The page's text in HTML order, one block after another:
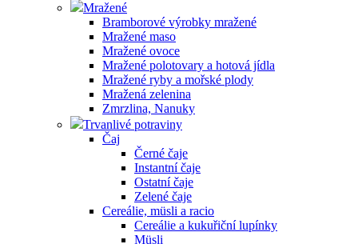
Mražené
Bramborové výrobky mražené
Mražené maso
Mražené ovoce
Mražené polotovary a hotová jídla
Mražené ryby a mořské plody
Mražená zelenina
Zmrzlina, Nanuky
Trvanlivé potraviny
Čaj
Černé čaje
Instantní čaje
Ostatní čaje
Zelené čaje
Cereálie, müsli a racio
Cereálie a kukuřiční lupínky
Müsli